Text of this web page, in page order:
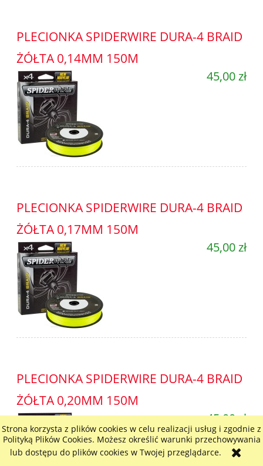
Strona korzysta z plików cookies w celu realizacji usług i zgodnie z
Polityką Plików Cookies. Możesz określić warunki przechowywania
lub dostępu do plików cookies w Twojej przeglądarce.
PLECIONKA SPIDERWIRE DURA-4 BRAID
ŻÓŁTA 0,14MM 150M
45,00 zł
PLECIONKA SPIDERWIRE DURA-4 BRAID
ŻÓŁTA 0,17MM 150M
45,00 zł
PLECIONKA SPIDERWIRE DURA-4 BRAID
ŻÓŁTA 0,20MM 150M
45,00 zł